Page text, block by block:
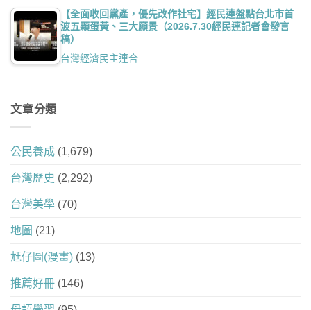
【全面收回黨產，優先改作社宅】經民連盤點台北市首
波五顆蛋黃、三大願景（2026.7.30經民連記者會發言
稿）
台灣經濟民主連合
文章分類
公民養成 (1,679)
台灣歷史 (2,292)
台灣美學 (70)
地圖 (21)
尪仔圖(漫畫) (13)
推薦好冊 (146)